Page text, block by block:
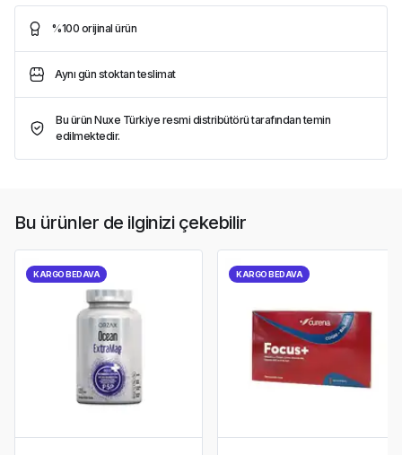
%100 orijinal ürün
Aynı gün stoktan teslimat
Bu ürün Nuxe Türkiye resmi distribütörü tarafından temin
edilmektedir.
Bu ürünler de ilginizi çekebilir
KARGO BEDAVA KARGO BEDAVA